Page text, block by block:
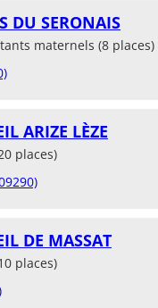
DU SERONAIS
maternels (8 places)
ARIZE LÈZE
places)
DE MASSAT
places)